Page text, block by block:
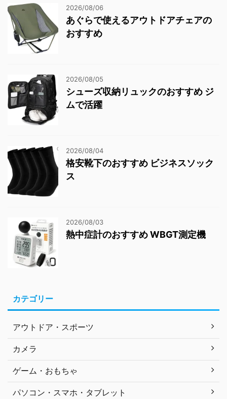
2026/08/06
あぐらで使えるアウトドアチェアの
おすすめ
2026/08/05
シューズ収納リュックのおすすめ ジ
ムで活躍
2026/08/04
格安靴下のおすすめ ビジネスソック
ス
2026/08/03
熱中症計のおすすめ WBGT測定機
カテゴリー
アウトドア・スポーツ
カメラ
ゲーム・おもちゃ
パソコン・スマホ・タブレット